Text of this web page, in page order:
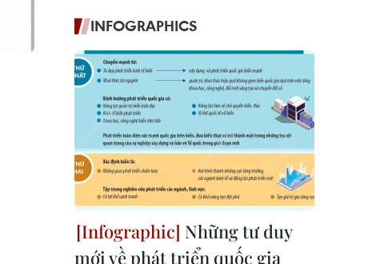
INFOGRAPHICS
Những tư duy
mới về phát triển quốc gia